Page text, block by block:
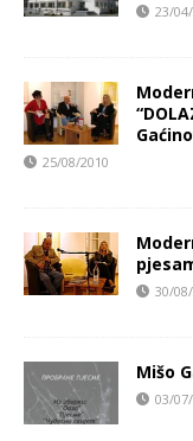
23/
25/08/2010
30/
Mišo
03/